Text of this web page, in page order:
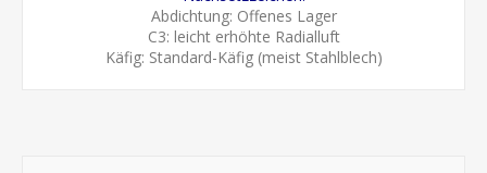
Abdichtung: Offenes Lager
C3: leicht erhöhte Radialluft
Käfig: Standard-Käfig (meist Stahlblech)